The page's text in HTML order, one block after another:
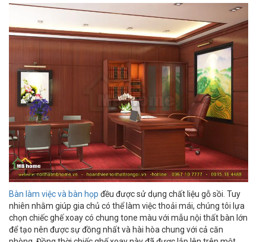
Bàn làm việc và bàn họp đều được sử dụng chất liệu gỗ sồi. Tuy
nhiên nhằm giúp gia chủ có thể làm việc thoải mái, chúng tôi lựa
chọn chiếc ghế xoay có chung tone màu với mẫu nội thất bàn lớn
để tạo nên được sự đồng nhất và hài hòa chung với cả căn